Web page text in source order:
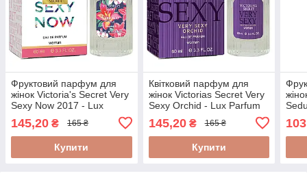
Фруктовий парфум для
жінок Victoria's Secret Very
Sexy Now 2017 - Lux
145,20 ₴ 165 ₴
Купити
Квітковий парфум для
жінок Victorias Secret Very
Sexy Orchid - Lux Parfum
145,20₴ 165 ₴
Купити